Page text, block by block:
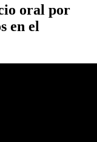
oral por
en el